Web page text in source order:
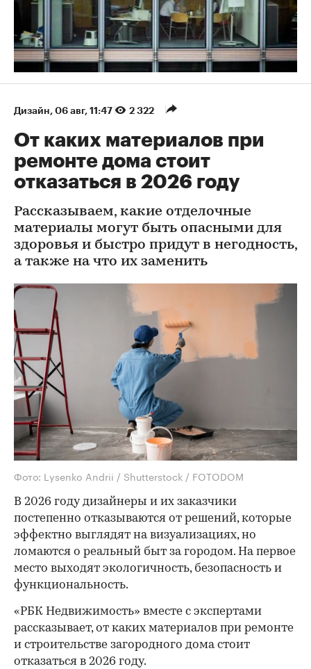
Дизайн⁠, 06 авг, 11:47 2 322
От каких материалов при
ремонте дома стоит
отказаться в 2026 году
Рассказываем, какие отделочные
материалы могут быть опасными для
здоровья и быстро придут в негодность,
а также на что их заменить
Фото: Lysenko Andrii / Shutterstock / FOTODOM
В 2026 году дизайнеры и их заказчики
постепенно отказываются от решений, которые
эффектно выглядят на визуализациях, но
ломаются о реальный быт за городом. На первое
место выходят экологичность, безопасность и
функциональность.
«РБК Недвижимость» вместе с экспертами
рассказывает, от каких материалов при ремонте
и строительстве загородного дома стоит
отказаться в 2026 году.